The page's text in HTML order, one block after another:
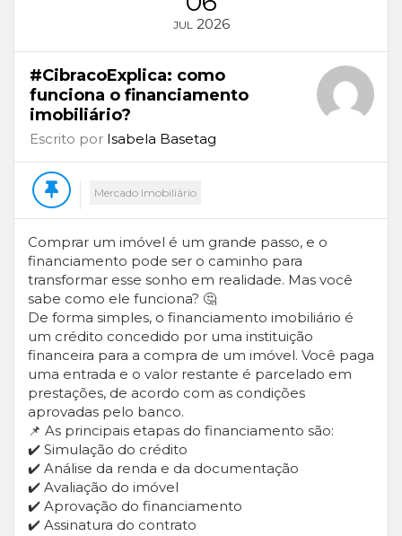
JUL 2026
#CibracoExplica: como
funciona o financiamento
imobiliário?
Escrito por Isabela Basetag
Mercado Imobiliário
Comprar um imóvel é um grande passo, e o
financiamento pode ser o caminho para
transformar esse sonho em realidade. Mas você
sabe como ele funciona? 🤔
De forma simples, o financiamento imobiliário é
um crédito concedido por uma instituição
financeira para a compra de um imóvel. Você paga
uma entrada e o valor restante é parcelado em
prestações, de acordo com as condições
aprovadas pelo banco.
📌 As principais etapas do financiamento são:
✔️ Simulação do crédito
✔️ Análise da renda e da documentação
✔️ Avaliação do imóvel
✔️ Aprovação do financiamento
✔️ Assinatura do contrato